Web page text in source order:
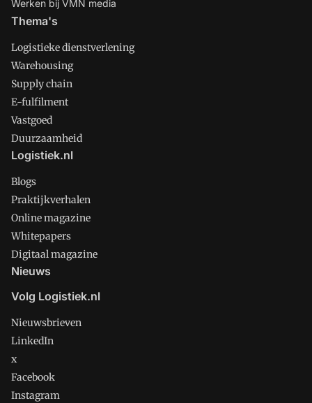
Werken bij VMN media
Thema's
Logistieke dienstverlening
Warehousing
Supply chain
E-fulfilment
Vastgoed
Duurzaamheid
Logistiek.nl
Blogs
Praktijkverhalen
Online magazine
Whitepapers
Digitaal magazine
Nieuws
Volg Logistiek.nl
Nieuwsbrieven
LinkedIn
x
Facebook
Instagram